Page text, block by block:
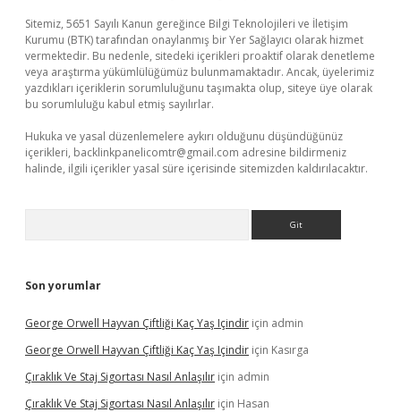
Sitemiz, 5651 Sayılı Kanun gereğince Bilgi Teknolojileri ve İletişim
Kurumu (BTK) tarafından onaylanmış bir Yer Sağlayıcı olarak hizmet
vermektedir. Bu nedenle, sitedeki içerikleri proaktif olarak denetleme
veya araştırma yükümlülüğümüz bulunmamaktadır. Ancak, üyelerimiz
yazdıkları içeriklerin sorumluluğunu taşımakta olup, siteye üye olarak
bu sorumluluğu kabul etmiş sayılırlar.
Hukuka ve yasal düzenlemelere aykırı olduğunu düşündüğünüz
içerikleri, backlinkpanelicomtr@gmail.com adresine bildirmeniz
halinde, ilgili içerikler yasal süre içerisinde sitemizden kaldırılacaktır.
Son yorumlar
George Orwell Hayvan Çiftliği Kaç Yaş Içindir için admin
George Orwell Hayvan Çiftliği Kaç Yaş Içindir için Kasırga
Çıraklık Ve Staj Sigortası Nasıl Anlaşılır için admin
Çıraklık Ve Staj Sigortası Nasıl Anlaşılır için Hasan